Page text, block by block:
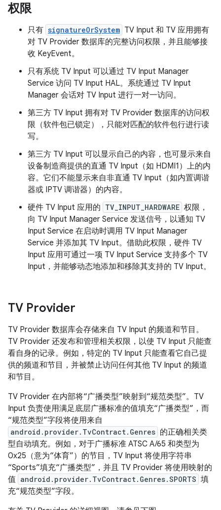
权限
只有 signatureOrSystem TV Input 和 TV 应用拥有
对 TV Provider 数据库的完整访问权限，并且能够接
收 KeyEvent。
只有系统 TV Input 可以通过 TV Input Manager
Service 访问 TV Input HAL。系统通过 TV Input
Manager 会话对 TV Input 进行一对一访问。
第三方 TV Input 拥有对 TV Provider 数据库的访问权
限（软件包已锁定），只能对匹配的软件包行进行读
写。
第三方 TV Input 可以显示自己的内容，也可显示来自
设备制造商提供的直通 TV Input（如 HDMI1）上的内
容。它们不能显示来自非直通 TV Input（如内置调谐
器或 IPTV 调谐器）的内容。
硬件 TV Input 应用的 TV_INPUT_HARDWARE 权限，
向 TV Input Manager Service 发送信号，以通知 TV
Input Service 在启动时调用 TV Input Manager
Service 并添加其 TV Input。借助此权限，硬件 TV
Input 应用可通过一项 TV Input Service 支持多个 TV
Input，并能够动态地添加和移除其支持的 TV Input。
TV Provider
TV Provider 数据库会存储来自 TV Input 的频道和节目。
TV Provider 还发布和管理相关权限，以使 TV Input 只能查
看自身的记录。例如，特定的 TV Input 只能查看它自己提
供的频道和节目，并被禁止访问任何其他 TV Input 的频道
和节目。
TV Provider 在内部将“广播类型”映射到“规范类型”。TV
Input 负责使用满足底层广播标准的值填充“广播类型”，而
“规范类型”字段将使用来自
android.provider.TvContract.Genres 的正确相关类
型自动填充。例如，对于广播标准 ATSC A/65 和类型为
0x25（意为“体育”）的节目，TV Input 将使用字符串
“Sports”填充“广播类型”，并且 TV Provider 将使用映射的
值 android.provider.TvContract.Genres.SPORTS 填
充“规范类型”字段。